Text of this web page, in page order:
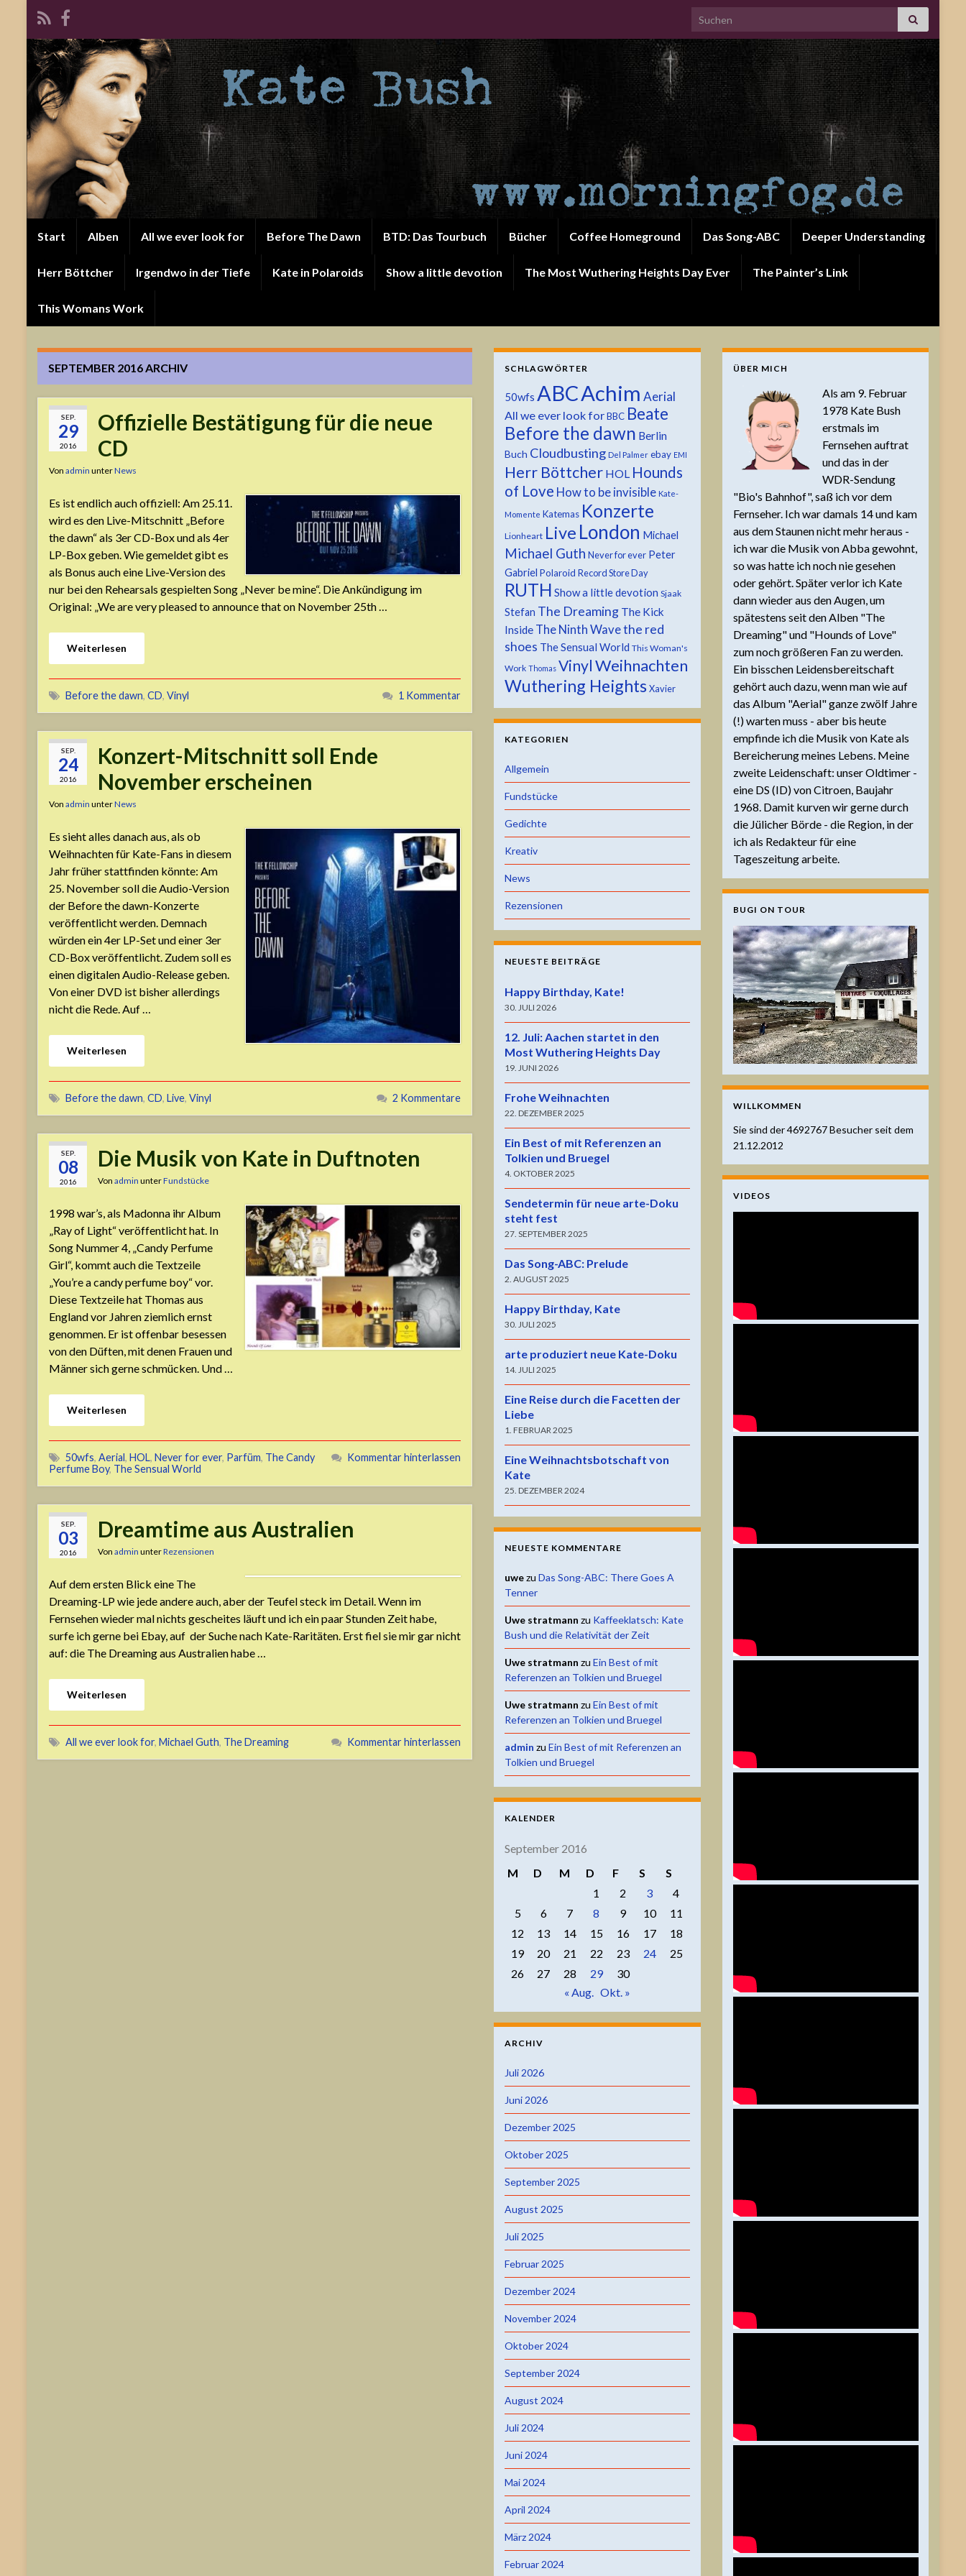
Search for:
Start Alben All we ever look for Before The Dawn BTD: Das Tourbuch Bücher Coffee Homeground Das Song-ABC Deeper Understanding
Herr Böttcher Irgendwo in der Tiefe Kate in Polaroids Show a little devotion The Most Wuthering Heights Day Ever The Painter’s Link
This Womans Work
SEPTEMBER 2016ARCHIV
SEP.
29
2016
Offizielle Bestätigung für die neue
CD
Von admin unterNews
Es ist endlich auch offiziell: Am 25.11.
wird es den Live-Mitschnitt „Before
the dawn“ als 3er CD-Box und als 4er
LP-Box geben. Wie gemeldet gibt es
als Bonus auch eine Live-Version des
nur bei den Rehearsals gespielten Song „Never be mine“. Die Ankündigung im
Original: „We are very pleased to announce that on November 25th …
Weiterlesen
Before the dawn, CD, Vinyl 1 Kommentar
SEP.
24
2016
Konzert-Mitschnitt soll Ende
November erscheinen
Von admin unterNews
Es sieht alles danach aus, als ob
Weihnachten für Kate-Fans in diesem
Jahr früher stattfinden könnte: Am
25. November soll die Audio-Version
der Before the dawn-Konzerte
veröffentlicht werden. Demnach
würden ein 4er LP-Set und einer 3er
CD-Box veröffentlicht. Zudem soll es
einen digitalen Audio-Release geben.
Von einer DVD ist bisher allerdings
nicht die Rede. Auf …
Weiterlesen
Before the dawn, CD, Live, Vinyl 2 Kommentare
SEP.
08
2016
Die Musik von Kate in Duftnoten
Von admin unterFundstücke
1998 war’s, als Madonna ihr Album
„Ray of Light“ veröffentlicht hat. In
Song Nummer 4, „Candy Perfume
Girl“, kommt auch die Textzeile
„You’re a candy perfume boy“ vor.
Diese Textzeile hat Thomas aus
England vor Jahren ziemlich ernst
genommen. Er ist offenbar besessen
von den Düften, mit denen Frauen und
Männer sich gerne schmücken. Und …
Weiterlesen
50wfs, Aerial, HOL, Never for ever, Parfüm, The Candy
Perfume Boy, The Sensual World
Kommentar hinterlassen
SEP.
03
2016
Dreamtime aus Australien
Von admin unterRezensionen
Auf dem ersten Blick eine The
Dreaming-LP wie jede andere auch, aber der Teufel steck im Detail. Wenn im
Fernsehen wieder mal nichts gescheites läuft und ich ein paar Stunden Zeit habe,
surfe ich gerne bei Ebay, auf der Suche nach Kate-Raritäten. Erst fiel sie mir gar nicht
auf: die The Dreaming aus Australien habe …
Weiterlesen
All we ever look for, Michael Guth, The Dreaming Kommentar hinterlassen
SCHLAGWÖRTER
50wfs ABCAchim Aerial
All we ever look forBBC Beate
Before the dawn Berlin
Buch Cloudbusting Del Palmer ebay EMI
Herr Böttcher HOL Hounds
of Love How to be invisible Kate-
Momente Katemas Konzerte
Lionheart Live London Michael
Michael Guth Never for ever Peter
Gabriel Polaroid Record Store Day
RUTH Show a little devotion Sjaak
Stefan The Dreaming The Kick
Inside The Ninth Wavethe red
shoes The Sensual World This Woman's
Work Thomas VinylWeihnachten
Wuthering Heights Xavier
KATEGORIEN
Allgemein
Fundstücke
Gedichte
Kreativ
News
Rezensionen
NEUESTE BEITRÄGE
Happy Birthday, Kate!
30. JULI 2026
12. Juli: Aachen startet in den
Most Wuthering Heights Day
19. JUNI 2026
Frohe Weihnachten
22. DEZEMBER 2025
Ein Best of mit Referenzen an
Tolkien und Bruegel
4. OKTOBER 2025
Sendetermin für neue arte-Doku
steht fest
27. SEPTEMBER 2025
Das Song-ABC: Prelude
2. AUGUST 2025
Happy Birthday, Kate
30. JULI 2025
arte produziert neue Kate-Doku
14. JULI 2025
Eine Reise durch die Facetten der
Liebe
1. FEBRUAR 2025
Eine Weihnachtsbotschaft von
Kate
25. DEZEMBER 2024
NEUESTE KOMMENTARE
uwezu Das Song-ABC: There Goes A
Tenner
Uwe stratmann zu Kaffeeklatsch: Kate
Bush und die Relativität der Zeit
Uwe stratmann zu Ein Best of mit
Referenzen an Tolkien und Bruegel
Uwe stratmann zu Ein Best of mit
Referenzen an Tolkien und Bruegel
admin zu Ein Best of mit Referenzen an
Tolkien und Bruegel
KALENDER
September 2016
M
D M D F S
S
1
2 3
4
5
6 7 8 9 10
11
12
13 14 15 16 17
18
19
20 21 22 23 24
25
26
27 28 29
30
« Aug. Okt. »
ARCHIV
Juli 2026
Juni 2026
Dezember 2025
Oktober 2025
September 2025
August 2025
Juli 2025
Februar 2025
Dezember 2024
November 2024
Oktober 2024
September 2024
August 2024
Juli 2024
Juni 2024
Mai 2024
April 2024
März 2024
Februar 2024
ÜBER MICH
Als am 9. Februar
1978 Kate Bush
erstmals im
Fernsehen auftrat
und das in der
WDR-Sendung
"Bio's Bahnhof", saß ich vor dem
Fernseher. Ich war damals 14 und kam
aus dem Staunen nicht mehr heraus -
ich war die Musik von Abba gewohnt,
so was hatte ich noch nie gesehen
oder gehört. Später verlor ich Kate
dann wieder aus den Augen, um
spätestens seit den Alben "The
Dreaming" und "Hounds of Love"
zum noch größeren Fan zu werden.
Ein bisschen Leidensbereitschaft
gehört auch dazu, wenn man wie auf
das Album "Aerial" ganze zwölf Jahre
(!) warten muss - aber bis heute
empfinde ich die Musik von Kate als
Bereicherung meines Lebens. Meine
zweite Leidenschaft: unser Oldtimer -
eine DS (ID) von Citroen, Baujahr
1968. Damit kurven wir gerne durch
die Jülicher Börde - die Region, in der
ich als Redakteur für eine
Tageszeitung arbeite.
BUGI ON TOUR
WILLKOMMEN
Sie sind der4692767Besucher seit dem
21.12.2012
VIDEOS